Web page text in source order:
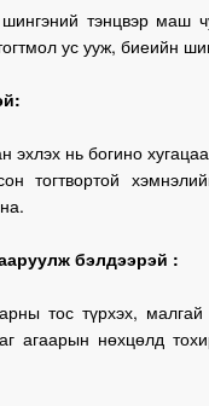
тэнцвэр маш
ус ууж, биеийн
эхлэх нь богино
тогтвортой
бэлдээрэй :
тос түрхэх,
агаарын нөхцөлд